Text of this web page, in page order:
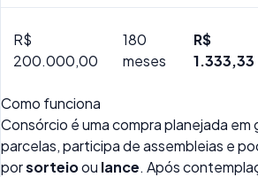
R$
200.000,00
180
meses
R$
1.333,33
Como funciona
Consórcio é uma compra planejada em
parcelas, participa de assembleias e
porsorteioou lance. Após